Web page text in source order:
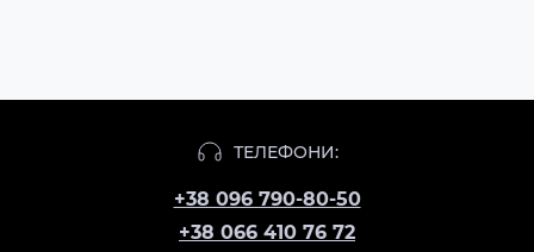
ТЕЛЕФОНИ:
+38 096 790-80-50
+38 066 410 76 72